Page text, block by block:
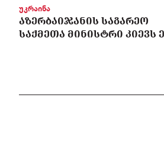
უკრაინა
ᲐᲖᲔᲠᲑᲐᲘᲯᲐᲜᲘᲡ ᲡᲐᲒᲐᲠᲔᲝ
ᲡᲐᲥᲛᲔᲗᲐ ᲛᲘᲜᲘᲡᲢᲠᲘ ᲙᲘᲔᲕᲡ